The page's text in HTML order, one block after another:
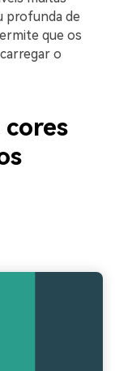
profunda de
que os
o